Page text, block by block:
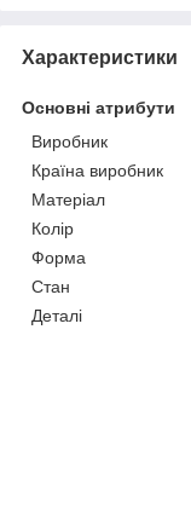
Характеристики
Основні атрибути
Виробник
Країна виробник
Матеріал
Колір
Форма
Стан
Деталі